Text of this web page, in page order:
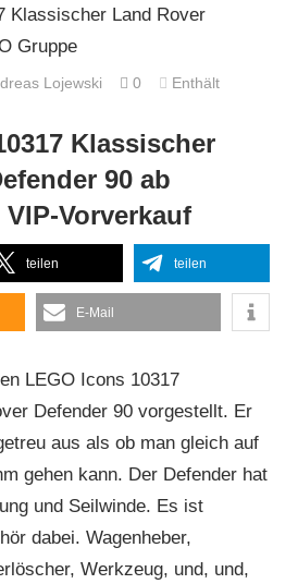
Lojewski 0
Enthält
Klassischer
90 ab
VIP-Vorverkauf
teilen teilen
E-Mail
LEGO Icons 10317
Defender 90 vorgestellt. Er
aus als ob man gleich auf
gehen kann. Der Defender hat
und Seilwinde. Es ist
dabei. Wagenheber,
Werkzeug, und, und,